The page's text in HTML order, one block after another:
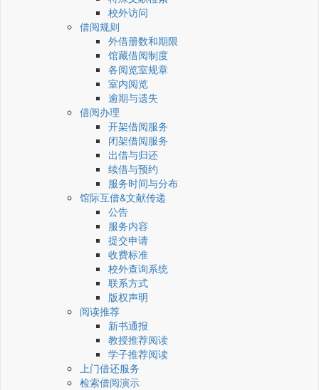
校外访问
借阅规则
外借册数和期限
馆藏借阅制度
各阅览室规章
室内阅览
逾期与遗失
借阅办理
开架借阅服务
闭架借阅服务
出借与归还
续借与预约
服务时间与分布
馆际互借&文献传递
公告
服务内容
提交申请
收费标准
校外查询系统
联系方式
版权声明
阅读推荐
新书通报
教授推荐阅读
学子推荐阅读
上门借还服务
检索借阅演示